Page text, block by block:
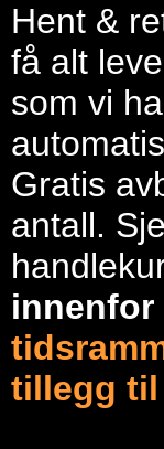
Hent &
få alt
som vi
Gratis
antall.
innenfor
tillegg